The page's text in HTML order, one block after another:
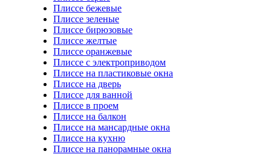
Плиссе бежевые
Плиссе зеленые
Плиссе бирюзовые
Плиссе желтые
Плиссе оранжевые
Плиссе с электроприводом
Плиссе на пластиковые окна
Плиссе на дверь
Плиссе для ванной
Плиссе в проем
Плиссе на балкон
Плиссе на мансардные окна
Плиссе на кухню
Плиссе на панорамные окна